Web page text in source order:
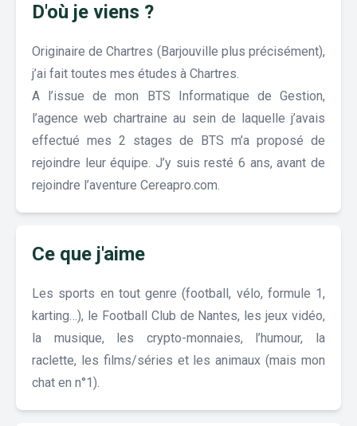
D'où je viens ?
Originaire de Chartres (Barjouville plus précisément),
j’ai fait toutes mes études à Chartres.
A l’issue de mon BTS Informatique de Gestion,
l’agence web chartraine au sein de laquelle j’avais
effectué mes 2 stages de BTS m’a proposé de
rejoindre leur équipe. J’y suis resté 6 ans, avant de
rejoindre l’aventure Cereapro.com.
Ce que j'aime
Les sports en tout genre (football, vélo, formule 1,
karting…), le Football Club de Nantes, les jeux vidéo,
la musique, les crypto-monnaies, l’humour, la
raclette, les films/séries et les animaux (mais mon
chat en n°1).